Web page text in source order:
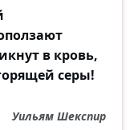
в кровь,
серы!
Уильям Шекспир